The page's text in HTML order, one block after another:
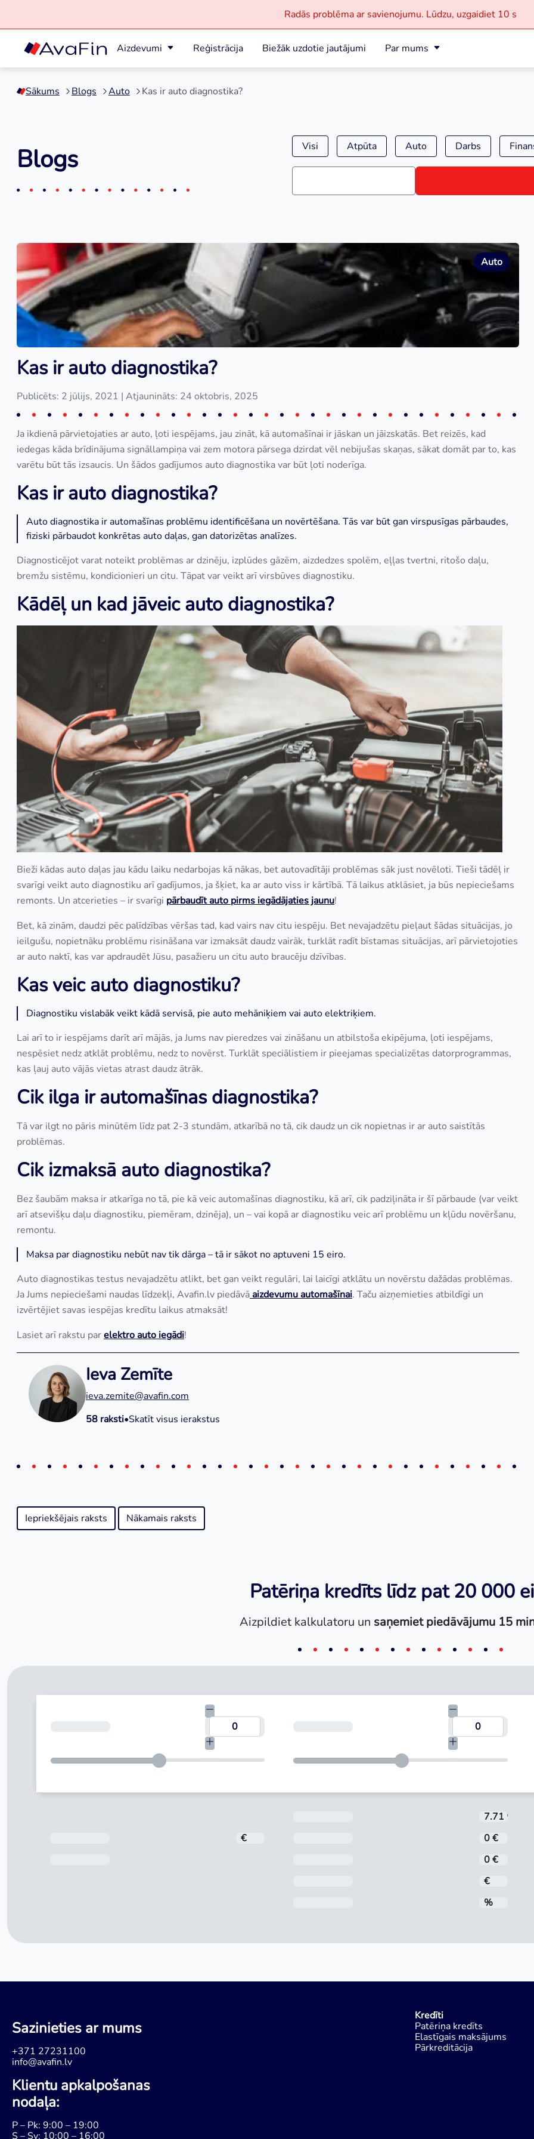
Skip
content
Radās problēma ar savienojumu. Lūdzu, uzgaidiet 10 s
Aizdevumi Reģistrācija Biežāk uzdotie jautājumi Par mums
Sākums Blogs Auto Kas ir auto diagnostika?
Blogs Visi Atpūta Auto Darbs
Auto
Kas ir auto diagnostika?
Publicēts: 2 jūlijs, 2021 | Atjaunināts: 24 oktobris, 2025
Ja ikdienā pārvietojaties ar auto, ļoti iespējams, jau zināt, kā automašīnai ir jāskan un jāizskatās. Bet reizēs, kad
iedegas kāda brīdinājuma signāllampiņa vai zem motora pārsega dzirdat vēl nebijušas skaņas, sākat domāt par to, kas
varētu būt tās izsaucis. Un šādos gadījumos auto diagnostika var būt ļoti noderīga.
Kas ir auto diagnostika?
Auto diagnostika ir automašīnas problēmu identificēšana un novērtēšana. Tās var būt gan virspusīgas pārbaudes,
fiziski pārbaudot konkrētas auto daļas, gan datorizētas analīzes.
Diagnosticējot varat noteikt problēmas ar dzinēju, izplūdes gāzēm, aizdedzes spolēm, eļļas tvertni, ritošo daļu,
bremžu sistēmu, kondicionieri un citu. Tāpat var veikt arī virsbūves diagnostiku.
Kādēļ un kad jāveic auto diagnostika?
Bieži kādas auto daļas jau kādu laiku nedarbojas kā nākas, bet autovadītāji problēmas sāk just novēloti. Tieši tādēļ ir
svarīgi veikt auto diagnostiku arī gadījumos, ja šķiet, ka ar auto viss ir kārtībā. Tā laikus atklāsiet, ja būs nepieciešams
remonts. Un atcerieties – ir svarīgi pārbaudīt auto pirms iegādājaties jaunu!
Bet, kā zinām, daudzi pēc palīdzības vēršas tad, kad vairs nav citu iespēju. Bet nevajadzētu pieļaut šādas situācijas, jo
ieilgušu, nopietnāku problēmu risināšana var izmaksāt daudz vairāk, turklāt radīt bīstamas situācijas, arī pārvietojoties
ar auto naktī, kas var apdraudēt Jūsu, pasažieru un citu auto braucēju dzīvības.
Kas veic auto diagnostiku?
Diagnostiku vislabāk veikt kādā servisā, pie auto mehāniķiem vai auto elektriķiem.
Lai arī to ir iespējams darīt arī mājās, ja Jums nav pieredzes vai zināšanu un atbilstoša ekipējuma, ļoti iespējams,
nespēsiet nedz atklāt problēmu, nedz to novērst. Turklāt speciālistiem ir pieejamas specializētas datorprogrammas,
kas ļauj auto vājās vietas atrast daudz ātrāk.
Cik ilga ir automašīnas diagnostika?
Tā var ilgt no pāris minūtēm līdz pat 2-3 stundām, atkarībā no tā, cik daudz un cik nopietnas ir ar auto saistītās
problēmas.
Cik izmaksā auto diagnostika?
Bez šaubām maksa ir atkarīga no tā, pie kā veic automašīnas diagnostiku, kā arī, cik padziļināta ir šī pārbaude (var veikt
arī atsevišķu daļu diagnostiku, piemēram, dzinēja), un – vai kopā ar diagnostiku veic arī problēmu un kļūdu novēršanu,
remontu.
Maksa par diagnostiku nebūt nav tik dārga – tā ir sākot no aptuveni 15 eiro.
Auto diagnostikas testus nevajadzētu atlikt, bet gan veikt regulāri, lai laicīgi atklātu un novērstu dažādas problēmas.
Ja Jums nepieciešami naudas līdzekļi, Avafin.lv piedāvāaizdevumu automašīnai. Taču aizņemieties atbildīgi un
izvērtējiet savas iespējas kredītu laikus atmaksāt!
Lasiet arī rakstu parelektro auto iegādi!
Ieva Zemīte
ieva.zemite@avafin.com
58 raksti•Skatīt visus ierakstus
Iepriekšējais raksts Nākamais raksts
Patēriņa kredīts līdz pat 20 000
Aizpildiet kalkulatoru un saņemiet piedāvājumu 15
Aizdevuma procentu likme tiek noteikta
7.71 %
€
0 €
0 €
€
%
Sazinieties ar mums
+371 27231100
info@avafin.lv
Klientu apkalpošanas
nodaļa:
P – Pk: 9:00 – 19:00
S – Sv: 10:00 – 16:00
Kredīti
Patēriņa kredīts
Elastīgais maksājums
Pārkreditācija